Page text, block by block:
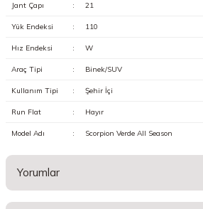
Jant Çapı : 21
Yük Endeksi : 110
Hız Endeksi : W
Araç Tipi : Binek/SUV
Kullanım Tipi : Şehir İçi
Run Flat : Hayır
Model Adı : Scorpion Verde All Season
Yorumlar